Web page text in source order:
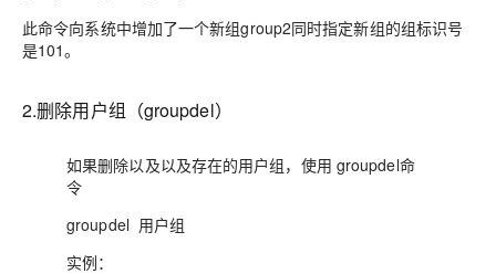
此命令向系统中增加了一个新组group2同时指定新组的组标识号
是101。
2.删除用户组（groupdel）
如果删除以及以及存在的用户组，使用 groupdel命
令
groupdel 用户组
实例：